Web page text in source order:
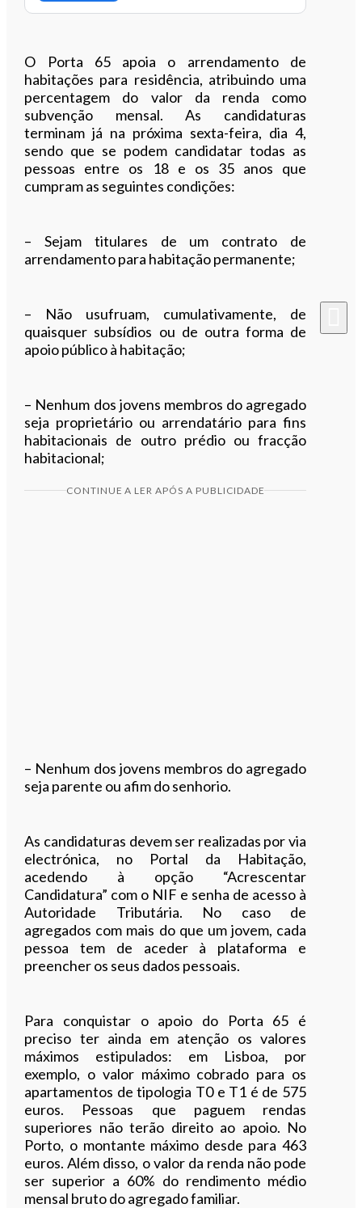
O Porta 65 apoia o arrendamento de
habitações para residência, atribuindo uma
percentagem do valor da renda como
subvenção mensal. As candidaturas
terminam já na próxima sexta-feira, dia 4,
sendo que se podem candidatar todas as
pessoas entre os 18 e os 35 anos que
cumpram as seguintes condições:
– Sejam titulares de um contrato de
arrendamento para habitação permanente;
– Não usufruam, cumulativamente, de
quaisquer subsídios ou de outra forma de
apoio público à habitação;
– Nenhum dos jovens membros do agregado
seja proprietário ou arrendatário para fins
habitacionais de outro prédio ou fracção
habitacional;
CONTINUE A LER APÓS A PUBLICIDADE
– Nenhum dos jovens membros do agregado
seja parente ou afim do senhorio.
As candidaturas devem ser realizadas por via
electrónica, no Portal da Habitação,
acedendo à opção “Acrescentar
Candidatura” com o NIF e senha de acesso à
Autoridade Tributária. No caso de
agregados com mais do que um jovem, cada
pessoa tem de aceder à plataforma e
preencher os seus dados pessoais.
Para conquistar o apoio do Porta 65 é
preciso ter ainda em atenção os valores
máximos estipulados: em Lisboa, por
exemplo, o valor máximo cobrado para os
apartamentos de tipologia T0 e T1 é de 575
euros. Pessoas que paguem rendas
superiores não terão direito ao apoio. No
Porto, o montante máximo desde para 463
euros. Além disso, o valor da renda não pode
ser superior a 60% do rendimento médio
mensal bruto do agregado familiar.